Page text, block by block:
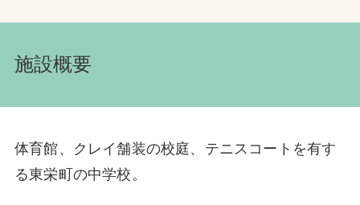
施設概要
体育館、クレイ舗装の校庭、テニスコートを有す
る東栄町の中学校。